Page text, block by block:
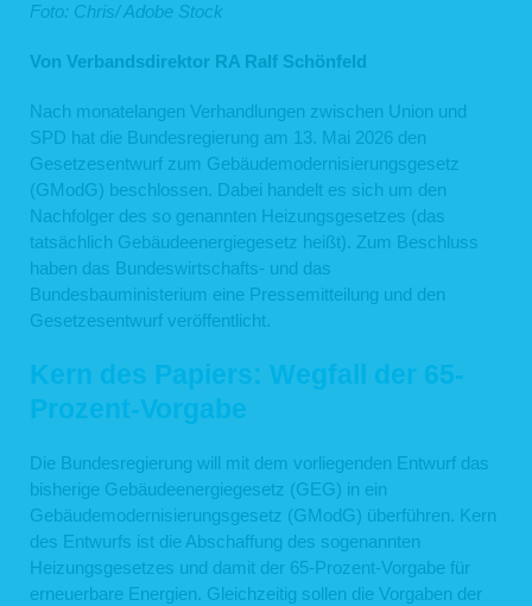
Foto: Chris/ Adobe Stock
Von Verbandsdirektor RA Ralf Schönfeld
Nach monatelangen Verhandlungen zwischen Union und
SPD hat die Bundesregierung am 13. Mai 2026 den
Gesetzesentwurf zum Gebäudemodernisierungsgesetz
(GModG) beschlossen. Dabei handelt es sich um den
Nachfolger des so genannten Heizungsgesetzes (das
tatsächlich Gebäudeenergiegesetz heißt). Zum Beschluss
haben das Bundeswirtschafts- und das
Bundesbauministerium eine Pressemitteilung und den
Gesetzesentwurf veröffentlicht.
Kern des Papiers: Wegfall der 65-
Prozent-Vorgabe
Die Bundesregierung will mit dem vorliegenden Entwurf das
bisherige Gebäudeenergiegesetz (GEG) in ein
Gebäudemodernisierungsgesetz (GModG) überführen. Kern
des Entwurfs ist die Abschaffung des sogenannten
Heizungsgesetzes und damit der 65-Prozent-Vorgabe für
erneuerbare Energien. Gleichzeitig sollen die Vorgaben der